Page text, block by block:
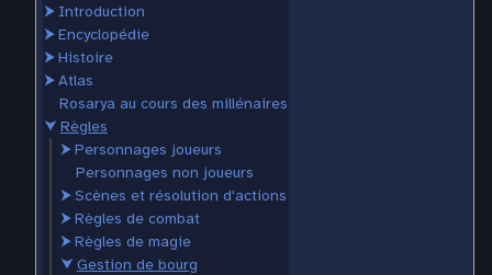
⮞ Introduction
⮞Encyclopédie
⮞Histoire
⮞Atlas
Rosarya au cours des millénaires
⮟ Règles
⮞Personnages joueurs
Personnages non joueurs
⮞Scènes et résolution d'actions
⮞Règles de combat
⮞Règles de magie
⮟ Gestion de bourg